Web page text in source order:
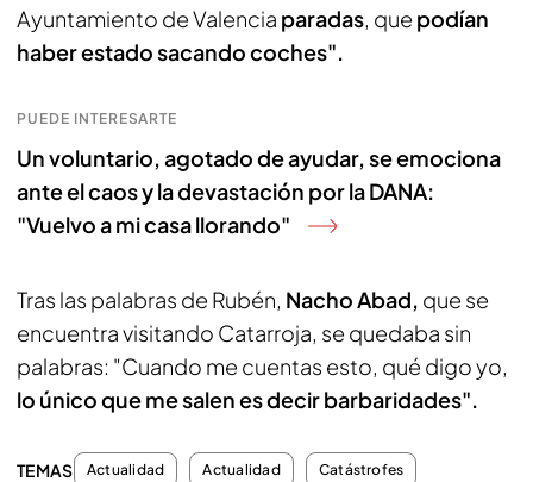
Ayuntamiento de Valencia paradas, que podían
haber estado sacando coches".
PUEDE INTERESARTE
Un voluntario, agotado de ayudar, se emociona
ante el caos y la devastación por la DANA:
"Vuelvo a mi casa llorando"
Tras las palabras de Rubén, Nacho Abad, que se
encuentra visitando Catarroja, se quedaba sin
palabras: "Cuando me cuentas esto, qué digo yo,
lo único que me salen es decir barbaridades".
TEMAS Actualidad Actualidad Catástrofes